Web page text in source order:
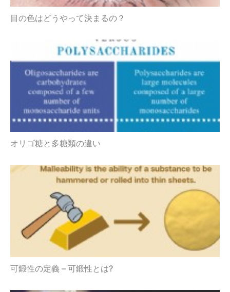
目の色はどうやって決まるの？
オリゴ糖と多糖類の違い
可鍛性の定義 – 可鍛性とは?